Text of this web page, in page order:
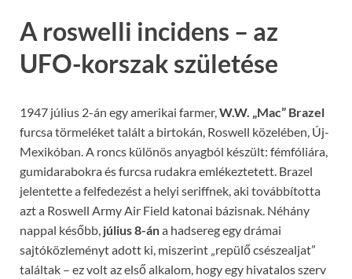
A roswelli incidens – az
UFO-korszak születése
1947 július 2-án egy amerikai farmer,W.W. „Mac” Brazel
furcsa törmeléket talált a birtokán, Roswell közelében, Új-
Mexikóban. A roncs különös anyagból készült: fémfóliára,
gumidarabokra és furcsa rudakra emlékeztetett. Brazel
jelentette a felfedezést a helyi seriffnek, aki továbbította
azt a Roswell Army Air Field katonai bázisnak. Néhány
nappal később, július 8-ána hadsereg egy drámai
sajtóközleményt adott ki, miszerint „repülő csészealjat”
találtak – ez volt az első alkalom, hogy egy hivatalos szerv